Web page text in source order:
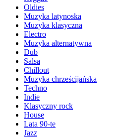
Oldies
Muzyka latynoska
Muzyka klasyczna
Electro
Muzyka alternatywna
Dub
Salsa
Chillout
Muzyka chrześcijańska
Techno
Indie
Klasyczny rock
House
Lata 90-te
Jazz